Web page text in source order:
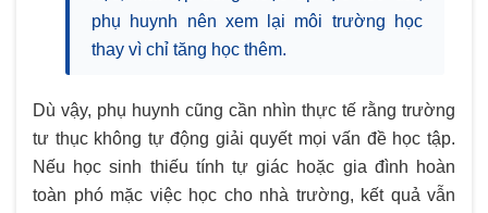
phụ huynh nên xem lại môi trường học
thay vì chỉ tăng học thêm.
Dù vậy, phụ huynh cũng cần nhìn thực tế rằng trường
tư thục không tự động giải quyết mọi vấn đề học tập.
Nếu học sinh thiếu tính tự giác hoặc gia đình hoàn
toàn phó mặc việc học cho nhà trường, kết quả vẫn